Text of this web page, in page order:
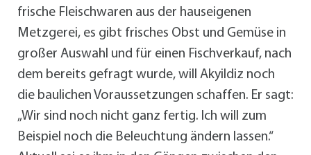
frische Fleischwaren aus der hauseigenen
Metzgerei, es gibt frisches Obst und Gemüse in
großer Auswahl und für einen Fischverkauf, nach
dem bereits gefragt wurde, will Akyildiz noch
die baulichen Voraussetzungen schaffen. Er sagt:
„Wir sind noch nicht ganz fertig. Ich will zum
Beispiel noch die Beleuchtung ändern lassen.“